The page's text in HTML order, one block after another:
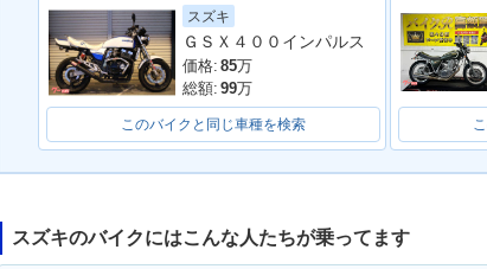
1993年 BANDIT 400・
マイナーチェンジ
1992年 BANDIT 400・
マイナーチェンジ
1992年
追加
1989年 BANDIT 400・
新登場
スズキ
ＧＳＸ４００インパルス
価格: 85万
総額: 99万
このバイクと同じ車種を検索
スズキのバイクにはこんな人たちが乗ってます